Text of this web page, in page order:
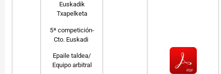
Euskadik
Txapelketa
5ª competición-
Cto. Euskadi
Epaile taldea/
Equipo arbitral